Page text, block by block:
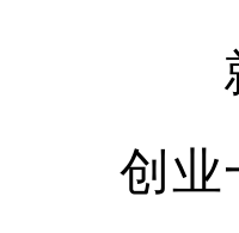
就
创业